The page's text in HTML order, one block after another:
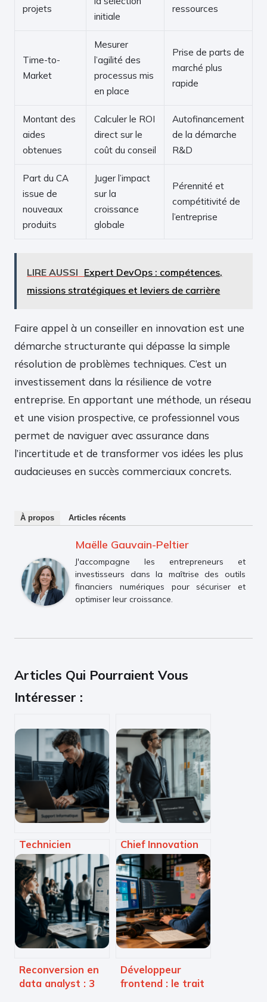
projets
initiale
ressources
Time-to-
Market
Mesurer
l’agilité des
processus mis
en place
Prise de parts de
marché plus
rapide
Montant des
aides
obtenues
Calculer le ROI
direct sur le
coût du conseil
Autofinancement
de la démarche
R&D
Part du CA
issue de
nouveaux
produits
Juger l’impact
sur la
croissance
globale
Pérennité et
compétitivité de
l’entreprise
LIRE AUSSI Expert DevOps : compétences,
missions stratégiques et leviers de carrière
Faire appel à un conseiller en innovation est une
démarche structurante qui dépasse la simple
résolution de problèmes techniques. C’est un
investissement dans la résilience de votre
entreprise. En apportant une méthode, un réseau
et une vision prospective, ce professionnel vous
permet de naviguer avec assurance dans
l’incertitude et de transformer vos idées les plus
audacieuses en succès commerciaux concrets.
À propos Articles récents
Maëlle Gauvain-Peltier
J'accompagne les entrepreneurs et
investisseurs dans la maîtrise des outils
financiers numériques pour sécuriser et
optimiser leur croissance.
Articles Qui Pourraient Vous
Intéresser :
Technicien
d’assistance
informatique :
missions,
compétences et
accès au métier
Chief Innovation
Officer : pourquoi
ce rôle est
devenu le moteur
de votre
croissance
Reconversion en
data analyst : 3
Développeur
frontend : le trait